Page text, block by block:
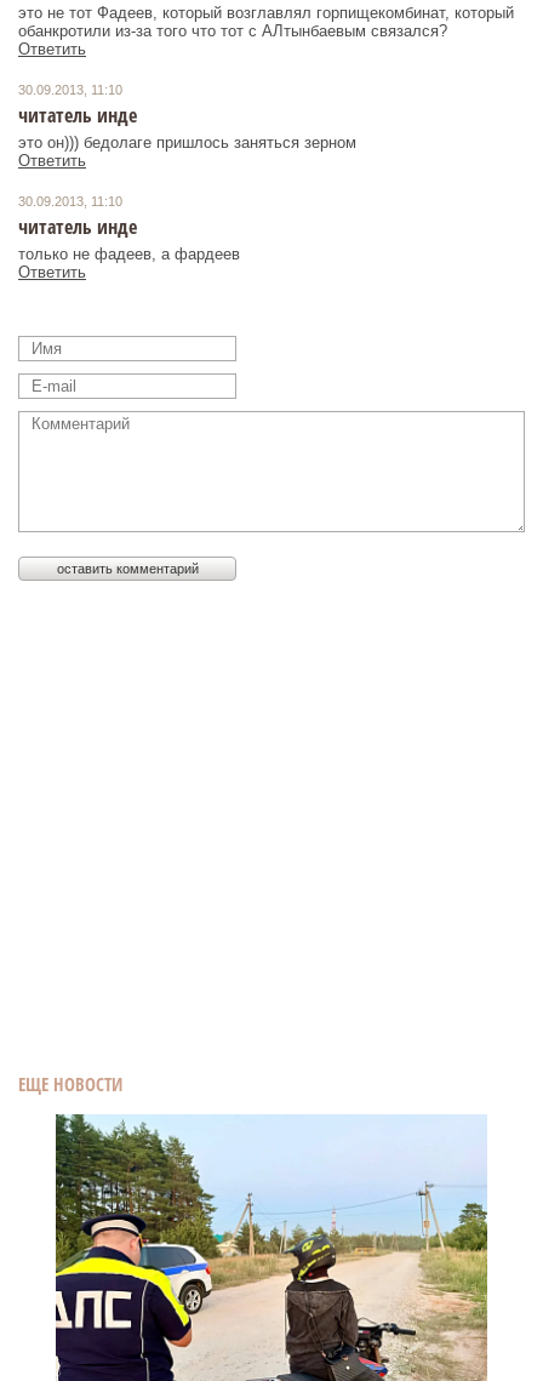
ЕЩЕ НОВОСТИ
это не тот Фадеев, который возглавлял горпищекомбинат, который
обанкротили из-за того что тот с АЛтынбаевым связался?
Ответить
30.09.2013, 11:10
читатель инде
это он))) бедолаге пришлось заняться зерном
Ответить
30.09.2013, 11:10
читатель инде
только не фадеев, а фардеев
Ответить